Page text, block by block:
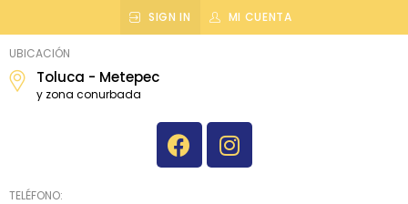
SIGN IN MI CUENTA
topografiatoluca
UBICACIÓN
Toluca - Metepec
y zona conurbada
TELÉFONO: